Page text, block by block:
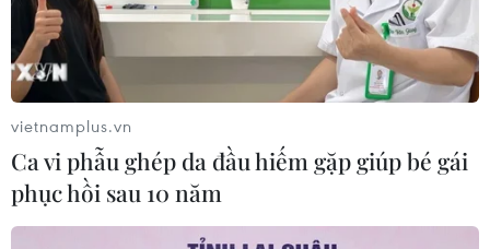
Hãng Walt Disney ký thỏa thuận
chưa từng có tiền lệ với TikTok
05/08/2026 13:31
Cảng hàng không Quảng Trị tăng
vietnamplus.vn
Ca vi phẫu ghép da đầu hiếm gặp giúp bé gái
phục hồi sau 10 năm